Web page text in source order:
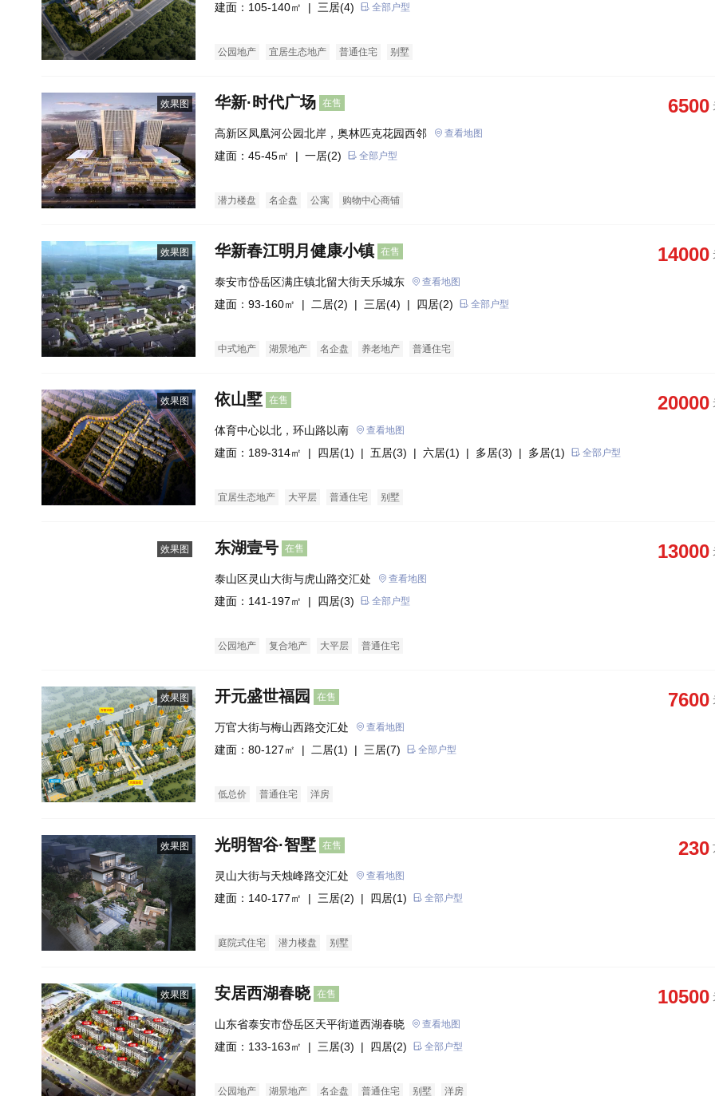
建面：105-140㎡ | 三居(4) 全部户型
公园地产 宜居生态地产 普通住宅 别墅
效果图 华新·时代广场 在售 6500
高新区凤凰河公园北岸，奥林匹克花园西邻 查看地图
建面：45-45㎡ | 一居(2) 全部户型
潜力楼盘 名企盘 公寓 购物中心商铺
效果图 华新春江明月健康小镇 在售 14000
泰安市岱岳区满庄镇北留大街天乐城东 查看地图
建面：93-160㎡ | 二居(2) | 三居(4) | 四居(2) 全部户型
中式地产 湖景地产 名企盘 养老地产 普通住宅
效果图 依山墅 在售 20000
体育中心以北，环山路以南 查看地图
建面：189-314㎡ | 四居(1) | 五居(3) | 六居(1) | 多居(3) | 多居(1) 全部户型
宜居生态地产 大平层 普通住宅 别墅
效果图 东湖壹号 在售 13000
泰山区灵山大街与虎山路交汇处 查看地图
建面：141-197㎡ | 四居(3) 全部户型
公园地产 复合地产 大平层 普通住宅
效果图 开元盛世福园 在售 7600
万官大街与梅山西路交汇处 查看地图
建面：80-127㎡ | 二居(1) | 三居(7) 全部户型
低总价 普通住宅 洋房
效果图 光明智谷·智墅 在售 230
灵山大街与天烛峰路交汇处 查看地图
建面：140-177㎡ | 三居(2) | 四居(1) 全部户型
庭院式住宅 潜力楼盘 别墅
效果图 安居西湖春晓 在售 10500
山东省泰安市岱岳区天平街道西湖春晓 查看地图
建面：133-163㎡ | 三居(3) | 四居(2) 全部户型
公园地产 湖景地产 名企盘 普通住宅 别墅 洋房